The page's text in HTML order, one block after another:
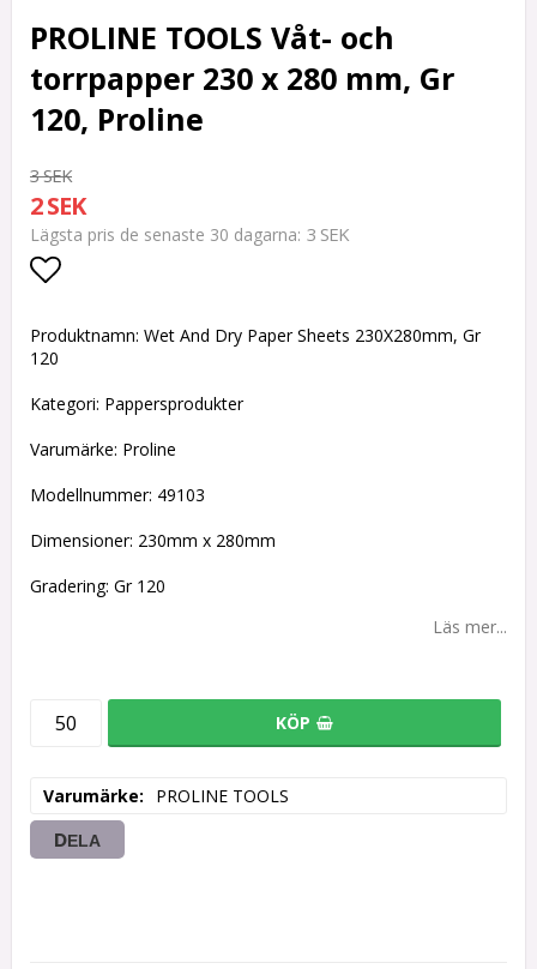
PROLINE TOOLS Våt- och
torrpapper 230 x 280 mm, Gr
120, Proline
3 SEK
2 SEK
Lägsta pris de senaste 30 dagarna 3 SEK
Produktnamn: Wet And Dry Paper Sheets 230X280mm, Gr
120
Kategori: Pappersprodukter
Varumärke: Proline
Modellnummer: 49103
Dimensioner: 230mm x 280mm
Gradering: Gr 120
Läs mer...
KÖP
Varumärke PROLINE TOOLS
DELA